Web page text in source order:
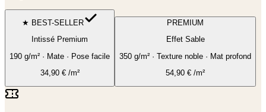
★ BEST-SELLER
Intissé Premium
190 g/m² · Mate · Pose facile
34,90€/m²
PREMIUM
Effet Sable
350 g/m² · Texture noble · Mat profond
54,90 € /m²